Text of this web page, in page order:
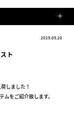
2019.09.20
ト
しました！
をご紹介致します。